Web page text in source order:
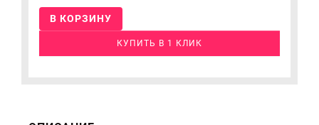
В КОРЗИНУ
КУПИТЬ В 1 КЛИК